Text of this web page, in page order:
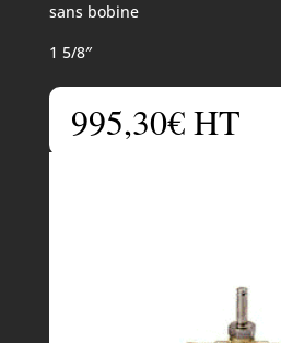
sans bobine
1 5/8″
995,30€HT